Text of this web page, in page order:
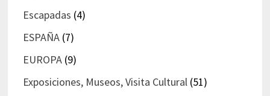
Escapadas (4)
ESPAÑA(7)
EUROPA(9)
Exposiciones, Museos, Visita Cultural(51)